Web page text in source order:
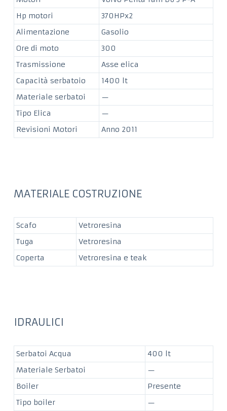
Hp motori
370HPx2
Alimentazione
Gasolio
Ore di moto
300
Trasmissione
Asse elica
Capacità serbatoio
1400 lt
Materiale serbatoi
—
Tipo Elica
—
Revisioni Motori
Anno 2011
MATERIALE COSTRUZIONE
Scafo
Vetroresina
Tuga
Vetroresina
Coperta
Vetroresina e teak
IDRAULICI
Serbatoi Acqua
400 lt
Materiale Serbatoi
—
Boiler
Presente
Tipo boiler
—